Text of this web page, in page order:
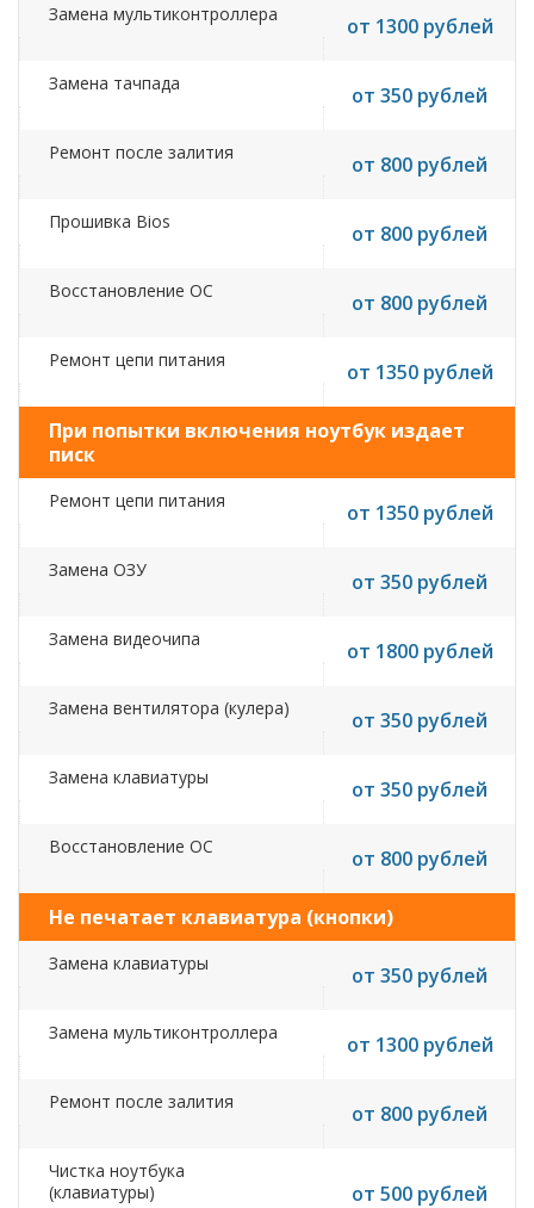
Замена мультиконтроллера от 1300 рублей
Замена тачпада от 350 рублей
Ремонт после залития от 800 рублей
Прошивка Bios от 800 рублей
Восстановление ОС от 800 рублей
Ремонт цепи питания от 1350 рублей
При попытки включения ноутбук издает
писк
Ремонт цепи питания от 1350 рублей
Замена ОЗУ от 350 рублей
Замена видеочипа от 1800 рублей
Замена вентилятора (кулера) от 350 рублей
Замена клавиатуры от 350 рублей
Восстановление ОС от 800 рублей
Не печатает клавиатура (кнопки)
Замена клавиатуры от 350 рублей
Замена мультиконтроллера от 1300 рублей
Ремонт после залития от 800 рублей
Чистка ноутбука
(клавиатуры)
от 500 рублей